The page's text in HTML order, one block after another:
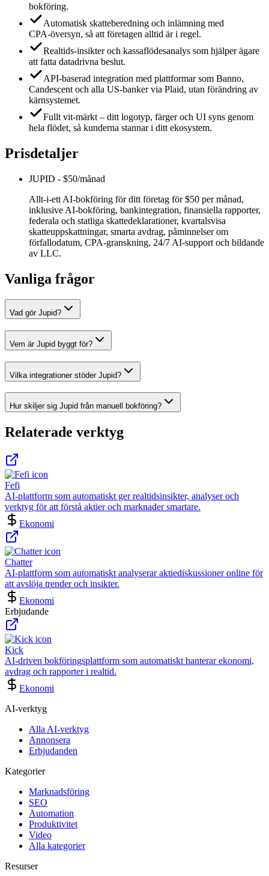
bokföring.
Automatisk skatteberedning och inlämning med
CPA‑översyn, så att företagen alltid är i regel.
Realtids‑insikter och kassaflödesanalys som hjälper ägare
att fatta datadrivna beslut.
API‑baserad integration med plattformar som Banno,
Candescent och alla US‑banker via Plaid, utan förändring av
kärnsystemet.
Fullt vit‑märkt – ditt logotyp, färger och UI syns genom
hela flödet, så kunderna stannar i ditt ekosystem.
Prisdetaljer
JUPID - $50/månad
Allt‑i‑ett AI‑bokföring för ditt företag för $50 per månad,
inklusive AI‑bokföring, bankintegration, finansiella rapporter,
federala och statliga skattedeklarationer, kvartalsvisa
skatteuppskattningar, smarta avdrag, påminnelser om
förfallodatum, CPA‑granskning, 24/7 AI‑support och bildande
av LLC.
Vanliga frågor
Vad gör Jupid?
Vem är Jupid byggt för?
Vilka integrationer stöder Jupid?
Hur skiljer sig Jupid från manuell bokföring?
Relaterade verktyg
Fefi
AI-plattform som automatiskt ger realtidsinsikter, analyser och
verktyg för att förstå aktier och marknader smartare.
Ekonomi
Chatter
AI-plattform som automatiskt analyserar aktiediskussioner online för
att avslöja trender och insikter.
Ekonomi
Erbjudande
Kick
AI-driven bokföringsplattform som automatiskt hanterar ekonomi,
avdrag och rapporter i realtid.
Ekonomi
AI-verktyg
Alla AI-verktyg
Annonsera
Erbjudanden
Kategorier
Marknadsföring
SEO
Automation
Produktivitet
Video
Alla kategorier
Resurser